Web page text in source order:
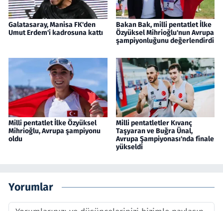
Galatasaray, Manisa FK'den
Umut Erdem'i kadrosuna kattı
Bakan Bak, milli pentatlet İlke
Özyüksel Mihrioğlu'nun Avrupa
şampiyonluğunu değerlendirdi
Milli pentatlet İlke Özyüksel
Mihrioğlu, Avrupa şampiyonu
oldu
Milli pentatletler Kıvanç
Taşyaran ve Buğra Ünal,
Avrupa Şampiyonası'nda finale
yükseldi
Yorumlar